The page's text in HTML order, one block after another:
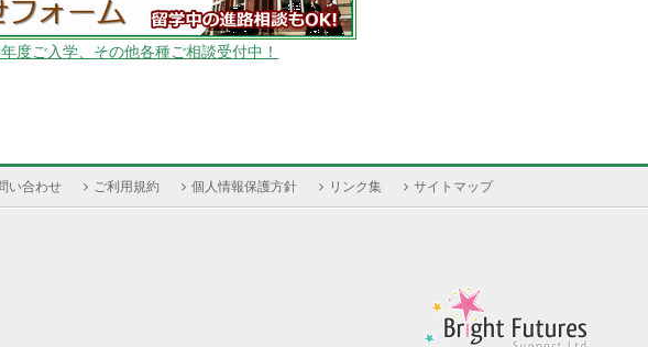
度ご入学、その他各種ご相談受付中！
い合わせ ご利用規約 個人情報保護方針 リンク集 サイトマップ